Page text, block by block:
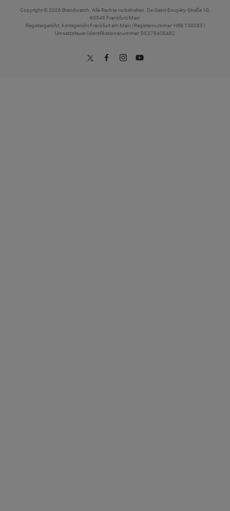
Copyright © 2026 Brandwatch. Alle Rechte vorbehalten. De-Saint-Exupéry-Straße 10,
60549 Frankfurt/Main
Registergericht: Amtsgericht Frankfurt am Main | Registernummer: HRB 138083 |
Umsatzsteuer-Identifikationsnummer: DE278408482